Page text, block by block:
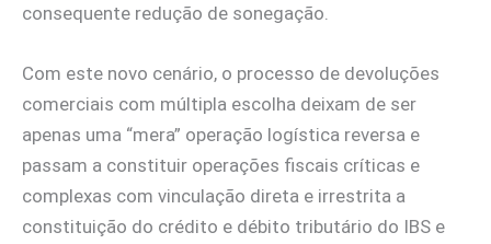
consequente redução de sonegação.
Com este novo cenário, o processo de devoluções
comerciais com múltipla escolha deixam de ser
apenas uma “mera” operação logística reversa e
passam a constituir operações fiscais críticas e
complexas com vinculação direta e irrestrita a
constituição do crédito e débito tributário do IBS e